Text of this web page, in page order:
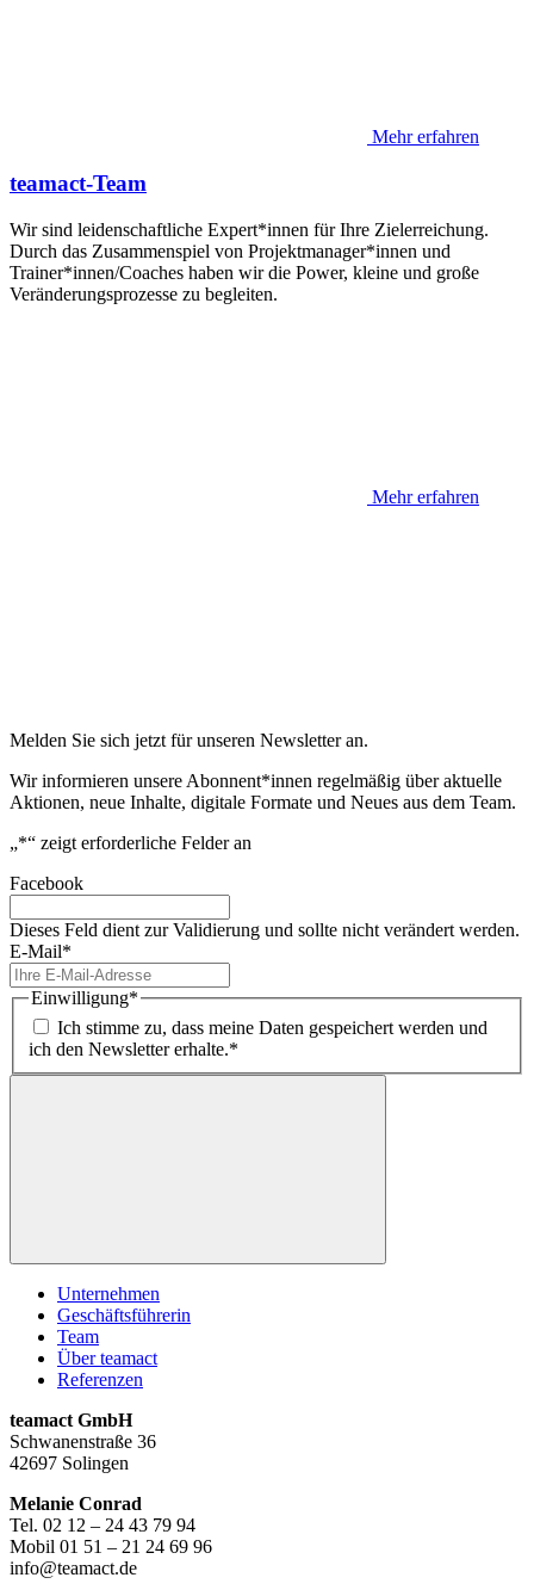
Mehr erfahren
teamact-Team
Wir sind leidenschaftliche Expert*innen für Ihre Zielerreichung.
Durch das Zusammenspiel von Projektmanager*innen und
Trainer*innen/Coaches haben wir die Power, kleine und große
Veränderungsprozesse zu begleiten.
Mehr erfahren
Melden Sie sich jetzt für unseren Newsletter an.
Wir informieren unsere Abonnent*innen regelmäßig über aktuelle
Aktionen, neue Inhalte, digitale Formate und Neues aus dem Team.
„*“ zeigt erforderliche Felder an
Facebook
Dieses Feld dient zur Validierung und sollte nicht verändert werden.
E-Mail*
Einwilligung*
Ich stimme zu, dass meine Daten gespeichert werden und
ich den Newsletter erhalte.*
Unternehmen
Geschäftsführerin
Team
Über teamact
Referenzen
teamact GmbH
Schwanenstraße 36
42697 Solingen
Melanie Conrad
Tel. 02 12 – 24 43 79 94
Mobil 01 51 – 21 24 69 96
info@teamact.de